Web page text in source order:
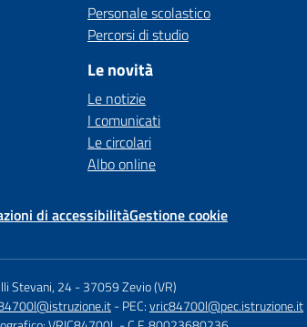
Personale scolastico
Percorsi di studio
Le novità
Le notizie
I comunicati
Le circolari
Albo online
di accessibilitàGestione cookie
Stevani, 24 -37059 Zevio (VR)
- PEC:vric84700l@pec.istruzione.it